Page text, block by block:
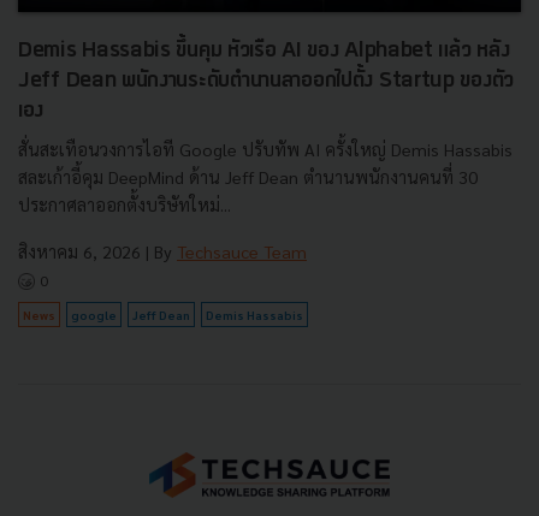
Demis Hassabis ขึ้นคุม หัวเรือ AI ของ Alphabet แล้ว หลัง
Jeff Dean พนักงานระดับตำนานลาออกไปตั้ง Startup ของตัว
เอง
สั่นสะเทือนวงการไอที Google ปรับทัพ AI ครั้งใหญ่ Demis Hassabis
สละเก้าอี้คุม DeepMind ด้าน Jeff Dean ตำนานพนักงานคนที่ 30
ประกาศลาออกตั้งบริษัทใหม่...
สิงหาคม 6, 2026 | By Techsauce Team
0
News google Jeff Dean Demis Hassabis